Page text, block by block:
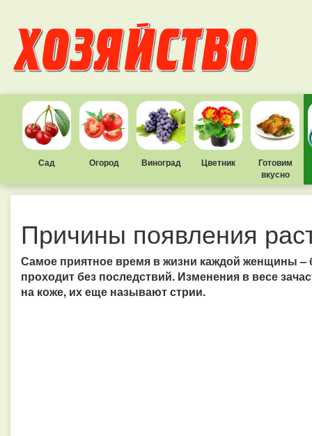
Сад Огород Виноград Цветник
Готовим
вкусно
Причины появления
Самое приятное время в жизни каждой женщины –
проходит без последствий. Изменения в весе
на коже, их еще называют стрии.